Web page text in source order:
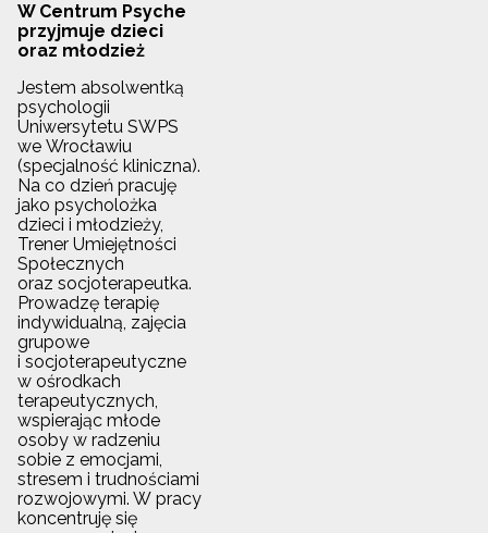
W Centrum Psyche
przyjmuje dzieci
oraz młodzież
Jestem absolwentką
psychologii
Uniwersytetu SWPS
we Wrocławiu
(specjalność kliniczna).
Na co dzień pracuję
jako psycholożka
dzieci i młodzieży,
Trener Umiejętności
Społecznych
oraz socjoterapeutka.
Prowadzę terapię
indywidualną, zajęcia
grupowe
i socjoterapeutyczne
w ośrodkach
terapeutycznych,
wspierając młode
osoby w radzeniu
sobie z emocjami,
stresem i trudnościami
rozwojowymi. W pracy
koncentruję się